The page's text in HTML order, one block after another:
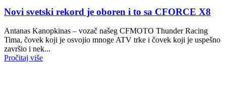
Novi svetski rekord je oboren i to sa CFORCE X8
Antanas Kanopkinas – vozač našeg CFMOTO Thunder Racing
Tima, čovek koji je osvojio mnoge ATV trke i čovek koji je uspešno
završio i nek...
Pročitaj više